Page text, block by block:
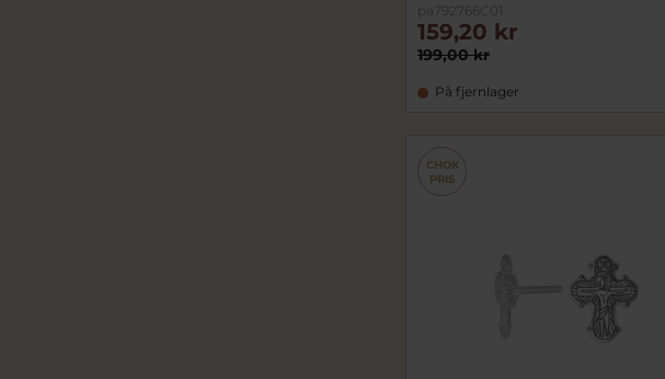
pa792766C01
199,00 kr
159,20 kr
På fjernlager
CHOK
PRIS